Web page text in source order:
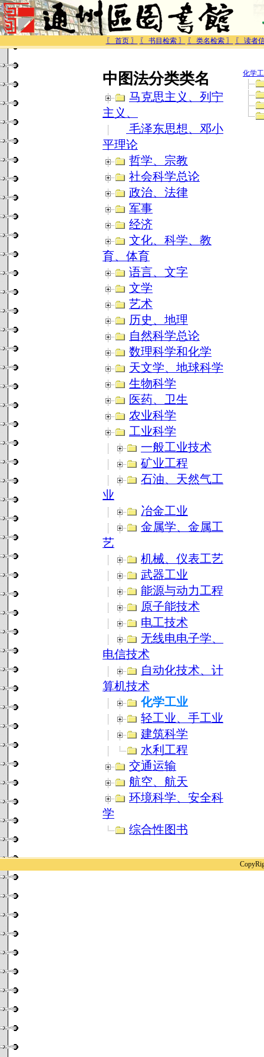
〖 首页 〗 〖 书目检索 〗 〖 类名检索 〗 〖 读者
中图法分类类名
马克思主义、列宁
主义、
毛泽东思想、邓小
平理论
哲学、宗教
社会科学总论
政治、法律
军事
经济
文化、科学、教
育、体育
语言、文字
文学
艺术
历史、地理
自然科学总论
数理科学和化学
天文学、地球科学
生物科学
医药、卫生
农业科学
工业科学
一般工业技术
矿业工程
石油、天然气工
业
冶金工业
金属学、金属工
艺
机械、仪表工艺
武器工业
能源与动力工程
原子能技术
电工技术
无线电电子学、
电信技术
自动化技术、计
算机技术
化学工业
轻工业、手工业
建筑科学
水利工程
交通运输
航空、航天
环境科学、安全科
学
综合性图书
化学